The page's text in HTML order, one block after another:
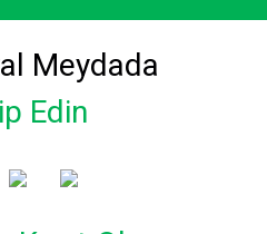
Meydada
Edin